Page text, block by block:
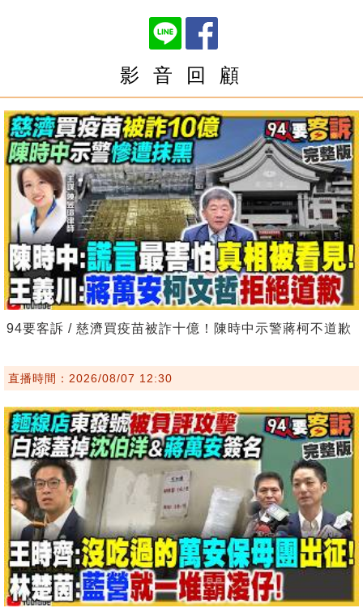
影 音 回 顧
94要客訴 / 慈濟買疫苗被詐十億！陳時中示警蔣柯不道歉
直播時間：2026/08/07 12:30